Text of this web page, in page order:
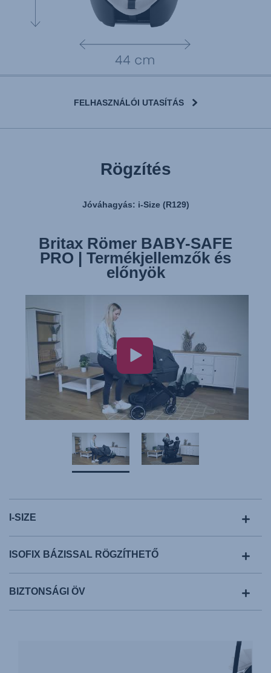
FELHASZNÁLÓI UTASÍTÁS
Rögzítés
Jóváhagyás: i-Size (R129)
Britax Römer BABY-SAFE
PRO | Termékjellemzők és
előnyök
Britax Römer BABY-SAFE
PRO | Rögzítés
I-SIZE
ISOFIX BÁZISSAL RÖGZÍTHETŐ
BIZTONSÁGI ÖV